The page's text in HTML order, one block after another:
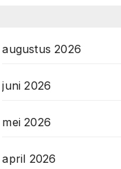
augustus 2026
juni 2026
mei 2026
april 2026